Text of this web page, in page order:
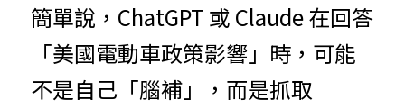
簡單說，ChatGPT 或 Claude 在回答
「美國電動車政策影響」時，可能
不是自己「腦補」，而是抓取